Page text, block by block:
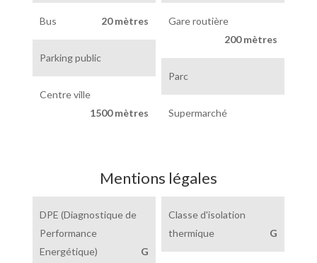
Bus 20 mètres
Gare routière
200 mètres
Parking public
Parc
Centre ville
1500 mètres
Supermarché
Mentions légales
DPE (Diagnostique de
Performance
Energétique)
G
Classe d'isolation
thermique
G